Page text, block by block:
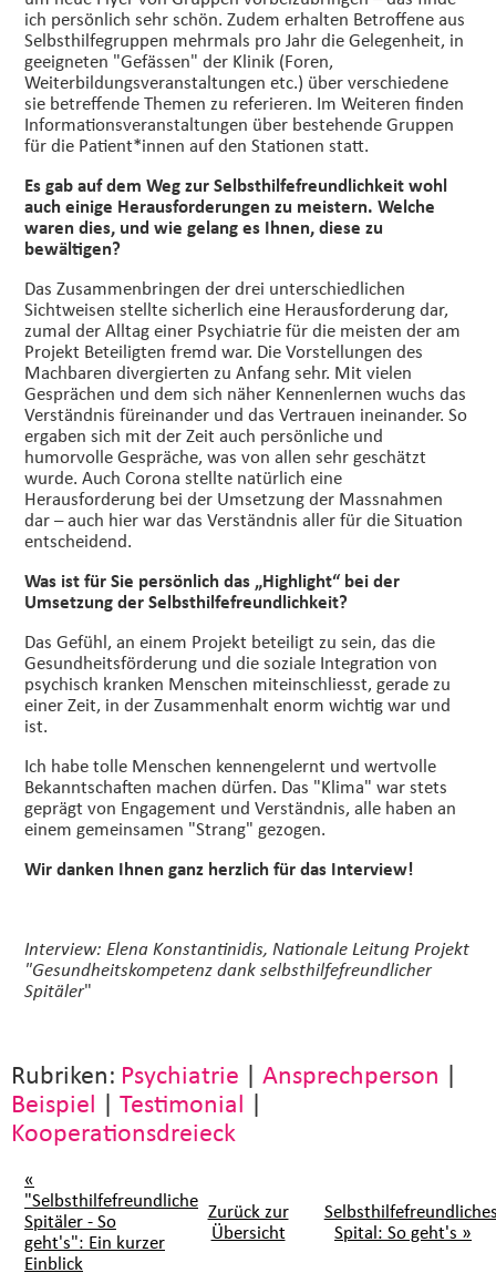
ich persönlich sehr schön. Zudem erhalten Betroffene aus
Selbsthilfegruppen mehrmals pro Jahr die Gelegenheit, in
geeigneten "Gefässen" der Klinik (Foren,
Weiterbildungsveranstaltungen etc.) über verschiedene
sie betreffende Themen zu referieren. Im Weiteren finden
Informationsveranstaltungen über bestehende Gruppen
für die Patient*innen auf den Stationen statt.
Es gab auf dem Weg zur Selbsthilfefreundlichkeit wohl
auch einige Herausforderungen zu meistern. Welche
waren dies, und wie gelang es Ihnen, diese zu
bewältigen?
Das Zusammenbringen der drei unterschiedlichen
Sichtweisen stellte sicherlich eine Herausforderung dar,
zumal der Alltag einer Psychiatrie für die meisten der am
Projekt Beteiligten fremd war. Die Vorstellungen des
Machbaren divergierten zu Anfang sehr. Mit vielen
Gesprächen und dem sich näher Kennenlernen wuchs das
Verständnis füreinander und das Vertrauen ineinander. So
ergaben sich mit der Zeit auch persönliche und
humorvolle Gespräche, was von allen sehr geschätzt
wurde. Auch Corona stellte natürlich eine
Herausforderung bei der Umsetzung der Massnahmen
dar – auch hier war das Verständnis aller für die Situation
entscheidend.
Was ist für Sie persönlich das „Highlight“ bei der
Umsetzung der Selbsthilfefreundlichkeit?
Das Gefühl, an einem Projekt beteiligt zu sein, das die
Gesundheitsförderung und die soziale Integration von
psychisch kranken Menschen miteinschliesst, gerade zu
einer Zeit, in der Zusammenhalt enorm wichtig war und
ist.
Ich habe tolle Menschen kennengelernt und wertvolle
Bekanntschaften machen dürfen. Das "Klima" war stets
geprägt von Engagement und Verständnis, alle haben an
einem gemeinsamen "Strang" gezogen.
Wir danken Ihnen ganz herzlich für das Interview!
Interview: Elena Konstantinidis, Nationale Leitung Projekt
"Gesundheitskompetenz dank selbsthilfefreundlicher
Spitäler"
Rubriken: Psychiatrie | Ansprechperson |
Beispiel | Testimonial |
Kooperationsdreieck
«
"Selbsthilfefreundliche
Spitäler - So
geht's": Ein kurzer
Einblick
Zurück zur
Übersicht
Spital: So geht's »